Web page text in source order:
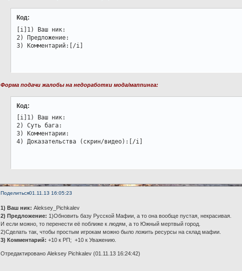
Код:
[i]1) Ваш ник:
2) Предложение:
3) Комментарий:[/i]
Форма подачи жалобы на недоработки мода/маппинга:
Код:
[i]1) Ваш ник:
2) Суть бага:
3) Комментарии:
4) Доказательства (скрин/видео):[/i]
Поделиться01.11.13 16:05:23
1) Ваш ник: Aleksey_Pichkalev
2) Предложение: 1)Обновить базу Русской Мафии, а то она вообще пустая, некрасивая.
И если можно, то перенести её поближе к людям, а то Южный мертвый город.
2)Сделать так, чтобы простым игрокам можно было ложить ресурсы на склад мафии.
3) Комментарий: +10 к РП; +10 к Уважению.
Отредактировано Aleksey Pichkalev (01.11.13 16:24:42)